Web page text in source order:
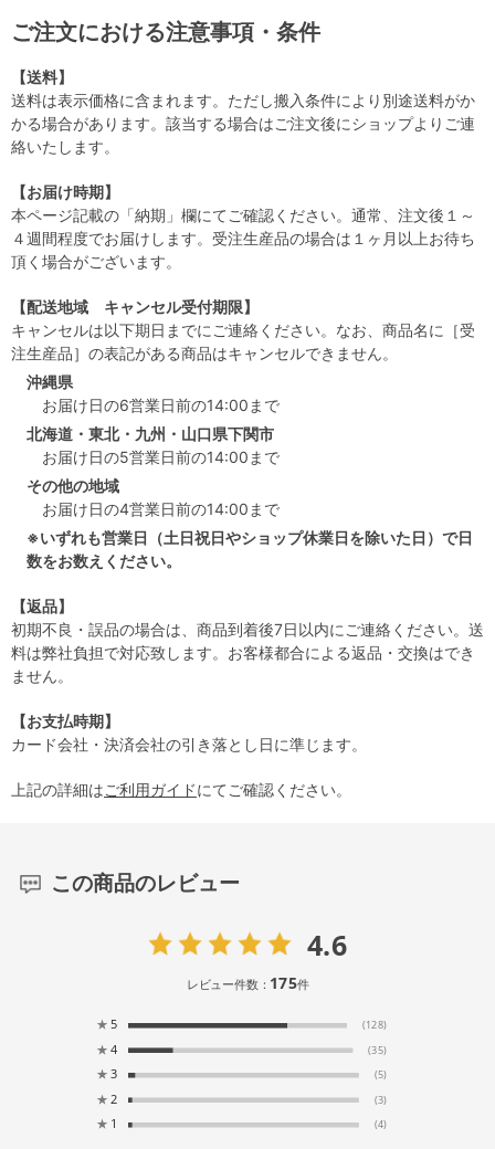
ご注文における注意事項・条件
【送料】
送料は表示価格に含まれます。ただし搬入条件により別途送料がか
かる場合があります。該当する場合はご注文後にショップよりご連
絡いたします。
【お届け時期】
本ページ記載の「納期」欄にてご確認ください。通常、注文後１～
４週間程度でお届けします。受注生産品の場合は１ヶ月以上お待ち
頂く場合がございます。
【配送地域 キャンセル受付期限】
キャンセルは以下期日までにご連絡ください。なお、商品名に［受
注生産品］の表記がある商品はキャンセルできません。
沖縄県
お届け日の6営業日前の14:00まで
北海道・東北・九州・山口県下関市
お届け日の5営業日前の14:00まで
その他の地域
お届け日の4営業日前の14:00まで
※いずれも営業日（土日祝日やショップ休業日を除いた日）で日
数をお数えください。
【返品】
初期不良・誤品の場合は、商品到着後7日以内にご連絡ください。送
料は弊社負担で対応致します。お客様都合による返品・交換はでき
ません。
【お支払時期】
カード会社・決済会社の引き落とし日に準じます。
上記の詳細はご利用ガイドにてご確認ください。
この商品のレビュー
4.6
レビュー件数： 175件
★ 5 (128)
★ 4 (35)
★ 3 (5)
★ 2 (3)
★ 1 (4)